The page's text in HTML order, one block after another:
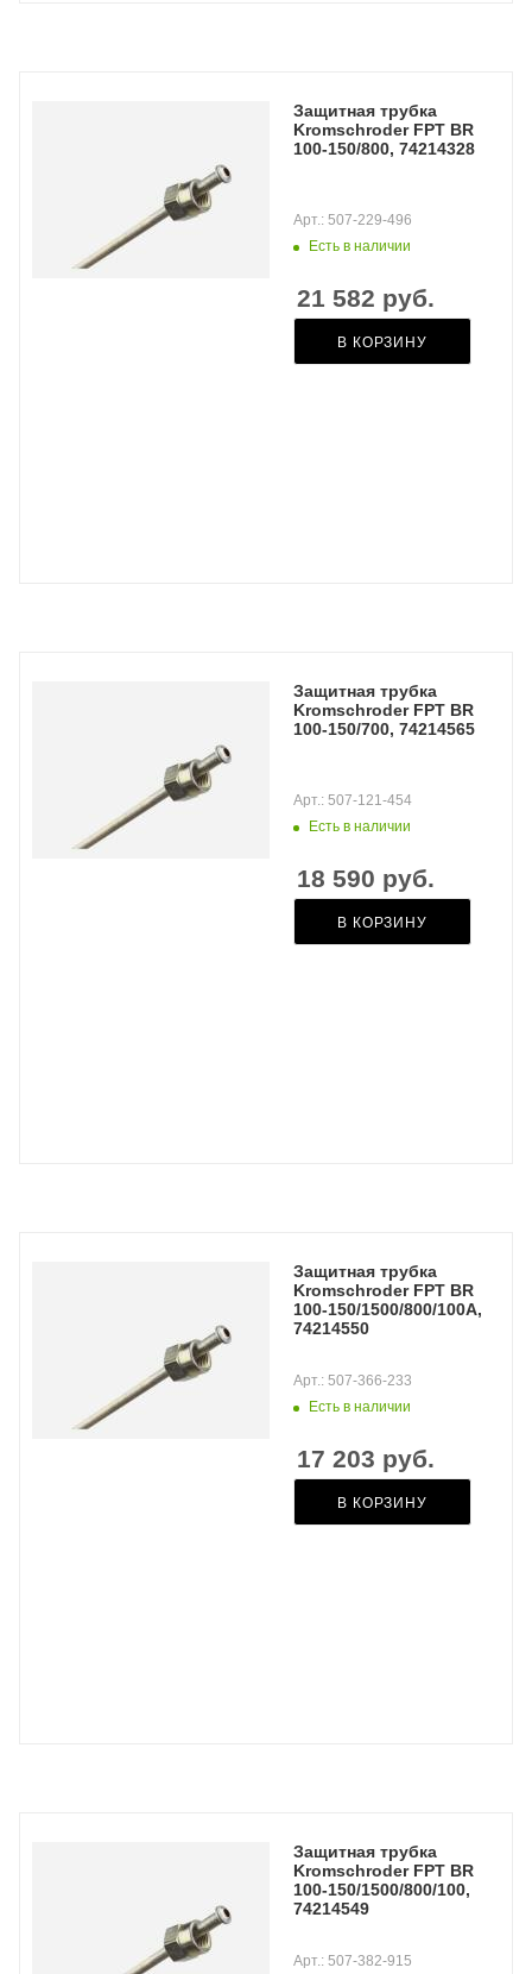
Защитная трубка
Kromschroder FPT BR
100-150/800, 74214328
Есть в наличии
Арт.: 507-229-496
21 582 руб.
В КОРЗИНУ
Защитная трубка
Kromschroder FPT BR
100-150/700, 74214565
Есть в наличии
Арт.: 507-121-454
18 590 руб.
В КОРЗИНУ
Защитная трубка
Kromschroder FPT BR
100-150/1500/800/100A,
74214550
Есть в наличии
Арт.: 507-366-233
17 203 руб.
В КОРЗИНУ
Защитная трубка
Kromschroder FPT BR
100-150/1500/800/100,
74214549
Арт.: 507-382-915